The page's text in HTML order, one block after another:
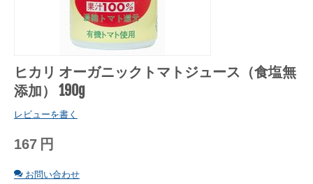
ヒカリ オーガニックトマトジュース（食塩無
添加） 190g
レビューを書く
167 円
お問い合わせ